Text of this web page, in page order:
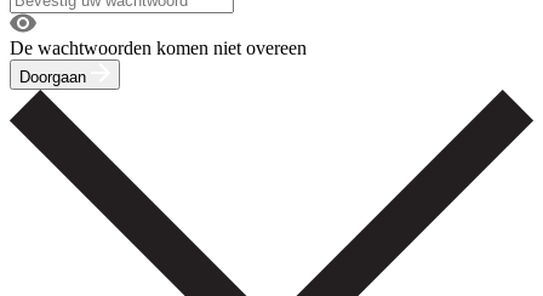
De wachtwoorden komen niet overeen
Doorgaan